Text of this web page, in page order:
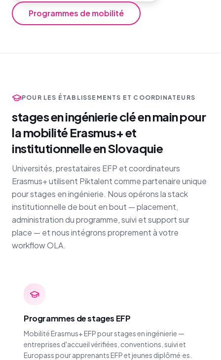
Programmes de mobilité
POUR LES ÉTABLISSEMENTS ET COORDINATEURS
stages en ingénierie clé en main pour
la mobilité Erasmus+ et
institutionnelle en Slovaquie
Universités, prestataires EFP et coordinateurs
Erasmus+ utilisent Piktalent comme partenaire unique
pour stages en ingénierie. Nous opérons la stack
institutionnelle de bout en bout — placement,
administration du programme, suivi et support sur
place — et nous intégrons proprement à votre
workflow OLA.
Programmes de stages EFP
Mobilité Erasmus+ EFP pour stages en ingénierie —
entreprises d'accueil vérifiées, conventions, suivi et
Europass pour apprenants EFP et jeunes diplômé·es.